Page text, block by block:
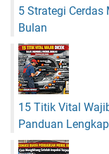
5 Strategi
Bulan
15 Titik Vital
Panduan